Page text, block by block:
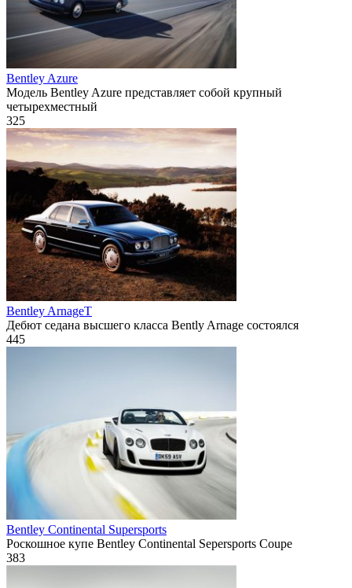
Bentley Azure
Модель Bentley Azure представляет собой крупный
четырехместный
325
Bentley ArnageT
Дебют седана высшего класса Bently Arnage состоялся
445
Bentley Continental Supersports
Роскошное купе Bentley Continental Sepersports Coupe
383